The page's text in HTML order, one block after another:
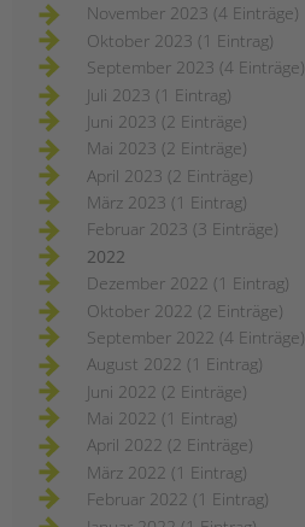
November 2023 (4 Einträge)
Oktober 2023 (1 Eintrag)
September 2023 (4 Einträge)
Juli 2023 (1 Eintrag)
Juni 2023 (2 Einträge)
Mai 2023 (2 Einträge)
April 2023 (2 Einträge)
März 2023 (1 Eintrag)
Februar 2023 (3 Einträge)
2022
Dezember 2022 (1 Eintrag)
Oktober 2022 (2 Einträge)
September 2022 (4 Einträge)
August 2022 (1 Eintrag)
Juni 2022 (2 Einträge)
Mai 2022 (1 Eintrag)
April 2022 (2 Einträge)
März 2022 (1 Eintrag)
Februar 2022 (1 Eintrag)